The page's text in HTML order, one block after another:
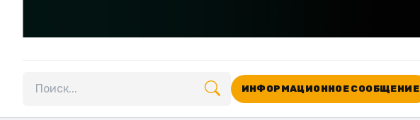
Поиск по сайту
ИНФОРМАЦИОННОЕ СООБЩЕНИЕ